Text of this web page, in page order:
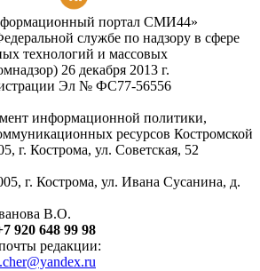
портал СМИ44»
службе по надзору в сфере
технологий и массовых
26 декабря 2013 г.
Эл № ФC77-56556
информационной политики,
ресурсов Костромской
г. Кострома, ул. Советская, 52
г. Кострома, ул. Ивана Сусанина, д.
В.О.
920 648 99 98
редакции: